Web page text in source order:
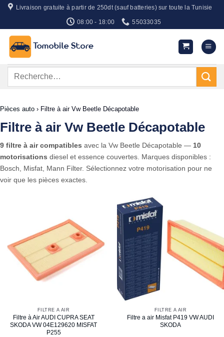
Passer
contenu
Livraison gratuite à partir de 250dt (sauf batteries) sur toute la Tunisie
08:00 - 18:00 55033035
Recherche
Pièces auto › Filtre à air Vw Beetle Décapotable
Filtre à air Vw Beetle Décapotable
9 filtre à air compatibles avec la Vw Beetle Décapotable — 10
motorisations diesel et essence couvertes. Marques disponibles :
Bosch, Misfat, Mann Filter. Sélectionnez votre motorisation pour ne
voir que les pièces exactes.
FILTRE À AIR
Filtre à Air AUDI CUPRA SEAT
SKODA VW 04E129620 MISFAT
P255
FILTRE À AIR
Filtre a air Misfat P419 VW AUDI
SKODA